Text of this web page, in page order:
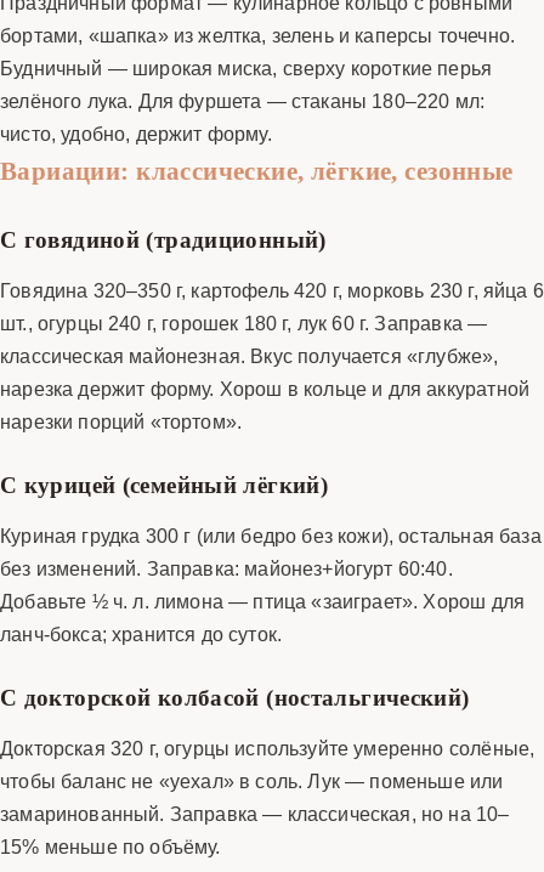
бортами, «шапка» из желтка, зелень и каперсы точечно.
Будничный — широкая миска, сверху короткие перья
зелёного лука. Для фуршета — стаканы 180–220 мл:
чисто, удобно, держит форму.
Вариации: классические, лёгкие, сезонные
С говядиной (традиционный)
Говядина 320–350 г, картофель 420 г, морковь 230 г, яйца 6
шт., огурцы 240 г, горошек 180 г, лук 60 г. Заправка —
классическая майонезная. Вкус получается «глубже»,
нарезка держит форму. Хорош в кольце и для аккуратной
нарезки порций «тортом».
С курицей (семейный лёгкий)
Куриная грудка 300 г (или бедро без кожи), остальная база
без изменений. Заправка: майонез+йогурт 60:40.
Добавьте ½ ч. л. лимона — птица «заиграет». Хорош для
ланч-бокса; хранится до суток.
С докторской колбасой (ностальгический)
Докторская 320 г, огурцы используйте умеренно солёные,
чтобы баланс не «уехал» в соль. Лук — поменьше или
замаринованный. Заправка — классическая, но на 10–
15% меньше по объёму.